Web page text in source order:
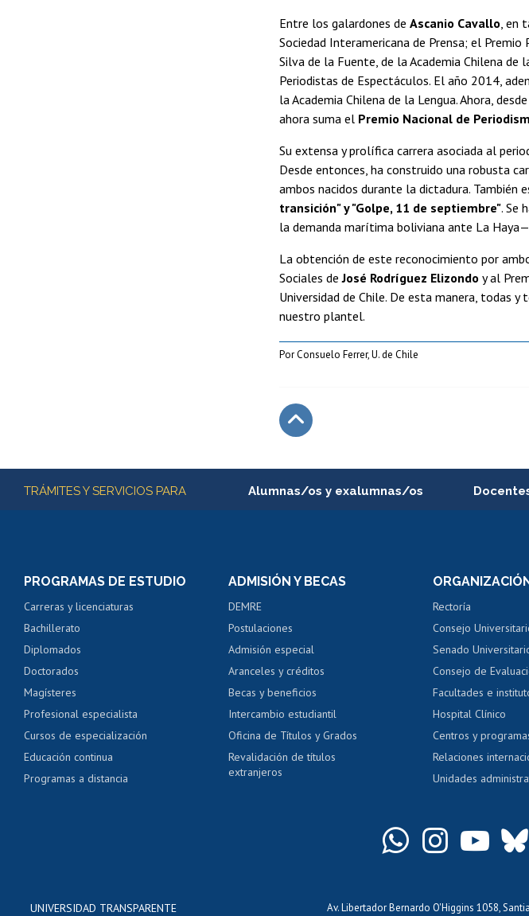
Entre los galardones de Ascanio Cavallo , en
Sociedad Interamericana de Prensa; el
Silva de la Fuente, de la Academia Chilena de
Periodistas de Espectáculos. El año 2014,
la Academia Chilena de la Lengua. Ahora,
ahora suma el Premio Nacional de
Su extensa y prolífica carrera asociada al
Desde entonces, ha construido una robusta
ambos nacidos durante la dictadura. También
transición" y "Golpe, 11 de septiembre". Se
la demanda marítima boliviana ante La
La obtención de este reconocimiento por
Sociales deJosé Rodríguez Elizondo y al
Universidad de Chile. De esta manera, todas
nuestro plantel.
Por Consuelo Ferrer, U. de Chile
Más información
TRÁMITES Y SERVICIOS PARA Alumnas/os y exalumnas/os
Consulta y certificado de notas
Servicio médico y dental
Pago de arancel y crédito alumnos
Pago de arancel y crédito exalumnos
Certificado de títulos y grados
Evaluación
Calificación
Postulación
PROGRAMAS DE ESTUDIO
Carreras y licenciaturas
Bachillerato
Diplomados
Doctorados
Magísteres
Profesional especialista
Cursos de especialización
Educación continua
Programas a distancia
ADMISIÓN Y BECAS
DEMRE
Postulaciones
Admisión especial
Aranceles y créditos
Becas y beneficios
Intercambio estudiantil
Oficina de Títulos y Grados
Revalidación de títulos
extranjeros
Rectoría
Consejo
Senado
Consejo de
Facultades e
Hospital Clínico
Centros y
Relaciones
Unidades
UNIVERSIDAD TRANSPARENTE Av. Libertador Bernardo O'Higgins 1058,